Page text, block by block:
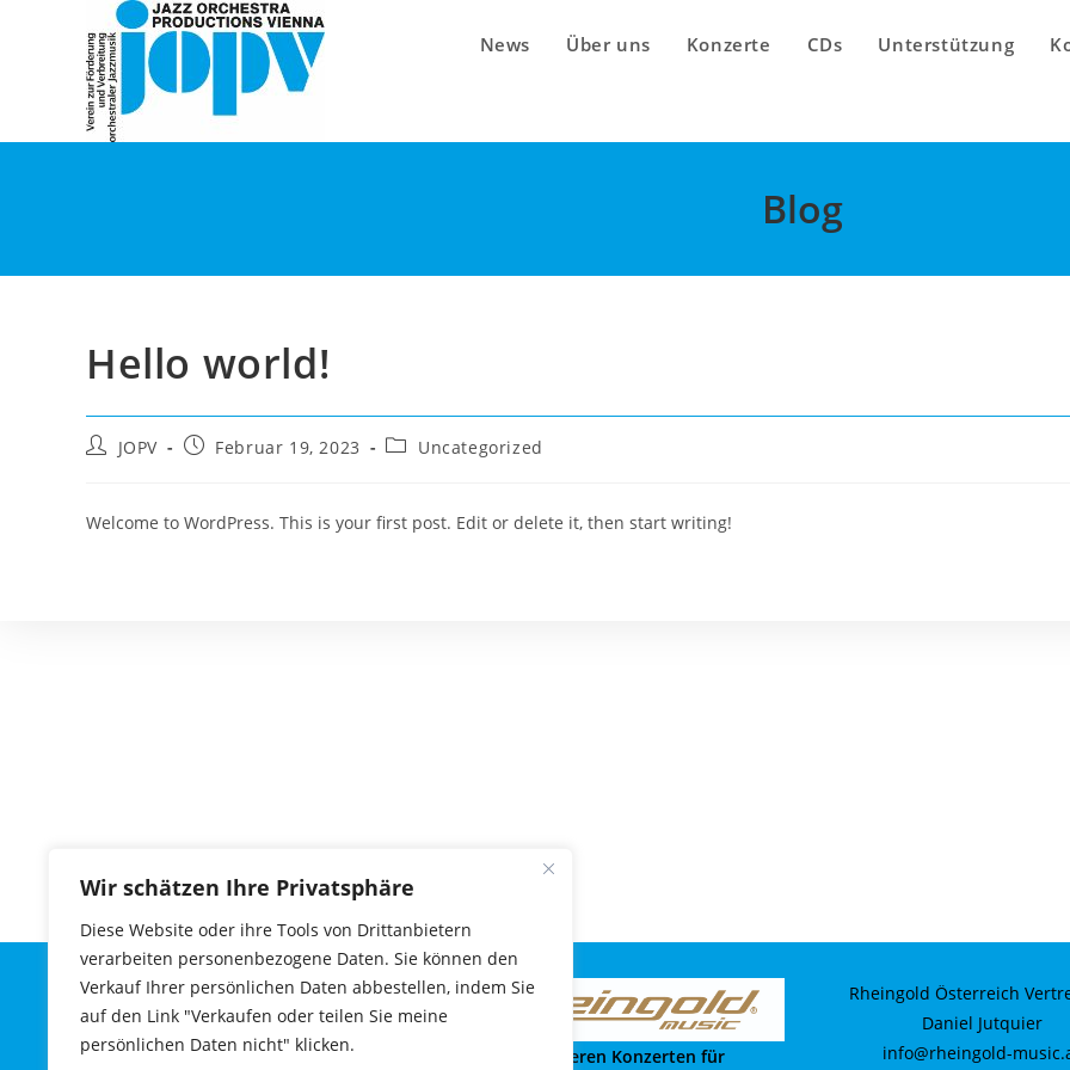
Wir schätzen Ihre Privatsphäre
Diese Website oder ihre Tools von Drittanbietern
verarbeiten personenbezogene Daten. Sie können den
Verkauf Ihrer persönlichen Daten abbestellen, indem Sie
auf den Link "Verkaufen oder teilen Sie meine
persönlichen Daten nicht" klicken.
News Über uns Konzerte CDs Unterstützung
Blog
Hello world!
Beitrags-
JOPV
BeitragFebruar 19, 2023
Beitrags-
Uncategorized
Welcome to WordPress. This is your first post. Edit or delete it, then start writing!
Jazz Orchestra Productions Vienna
Verein zur Förderung u. Verbreitung
orchestraler Jazzmusik
sorgt bei unseren Konzerten für
Rheingold Österreich
Daniel Jutquier
info@rheingold-